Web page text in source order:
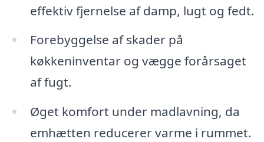
effektiv fjernelse af damp, lugt og fedt.
Forebyggelse af skader på
køkkeninventar og vægge forårsaget
af fugt.
Øget komfort under madlavning, da
emhætten reducerer varme i rummet.